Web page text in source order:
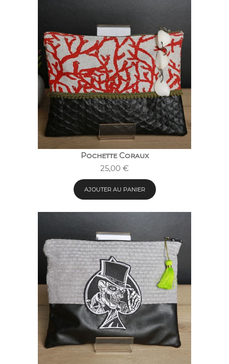
Pochette Coraux
25,00 €
AJOUTER AU PANIER